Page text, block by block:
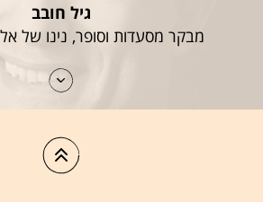
גיל חובב
מבקר מסעדות וסופר, נינו של